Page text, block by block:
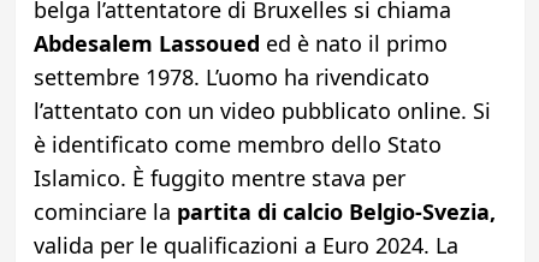
belga l’attentatore di Bruxelles si chiama
Abdesalem Lassoued ed è nato il primo
settembre 1978. L’uomo ha rivendicato
l’attentato con un video pubblicato online. Si
è identificato come membro dello Stato
Islamico. È fuggito mentre stava per
cominciare la partita di calcio Belgio-Svezia,
valida per le qualificazioni a Euro 2024. La